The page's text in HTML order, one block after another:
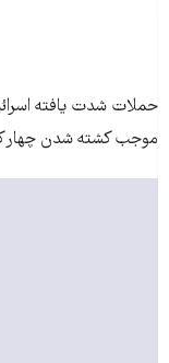
حملات شدت یافته
موجب کشته شدن چهار